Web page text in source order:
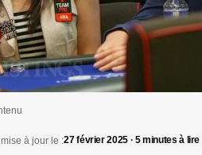
à jour le :27 février 2025 · 5 minutes à lire